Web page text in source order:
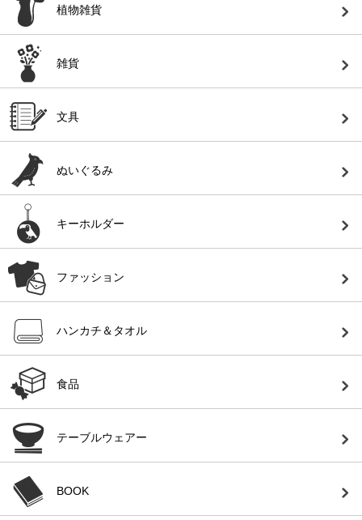
植物雑貨
雑貨
文具
ぬいぐるみ
キーホルダー
ファッション
ハンカチ＆タオル
食品
テーブルウェアー
BOOK